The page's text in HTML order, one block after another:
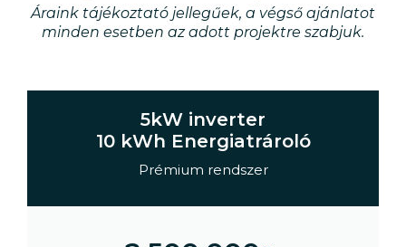
Áraink tájékoztató jellegűek, a végső ajánlatot
minden esetben az adott projektre szabjuk.
5kW inverter
10 kWh Energiatrároló
Prémium rendszer